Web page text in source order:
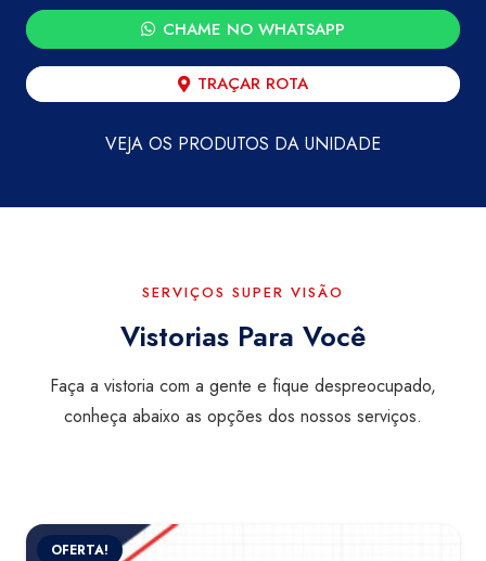
CHAME NO WHATSAPP
TRAÇAR ROTA
VEJA OS PRODUTOS DA UNIDADE
SERVIÇOS SUPER VISÃO
Vistorias Para Você
Faça a vistoria com a gente e fique despreocupado,
conheça abaixo as opções dos nossos serviços.
OFERTA!